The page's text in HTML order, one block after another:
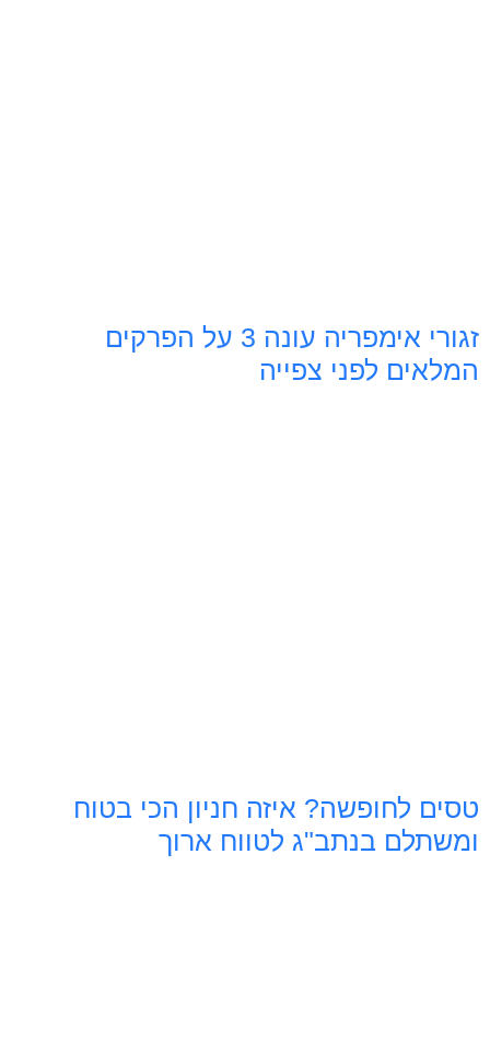
זגורי אימפריה עונה 3 על הפרקים
המלאים לפני צפייה
טסים לחופשה? איזה חניון הכי בטוח
ומשתלם בנתב"ג לטווח ארוך